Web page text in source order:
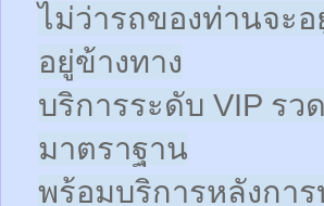
ไม่ว่ารถของท่านจะ
อยู่ข้างทาง
บริการระดับ VIP ร
มาตราฐาน
พร้อมบริการหลังกา